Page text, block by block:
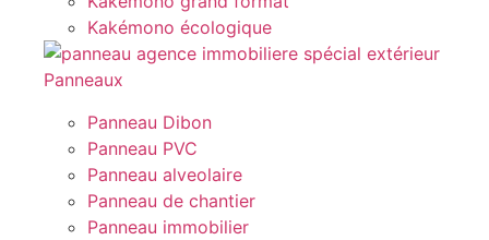
Kakémono écologique
Panneaux
Panneau Dibon
Panneau PVC
Panneau alveolaire
Panneau de chantier
Panneau immobilier